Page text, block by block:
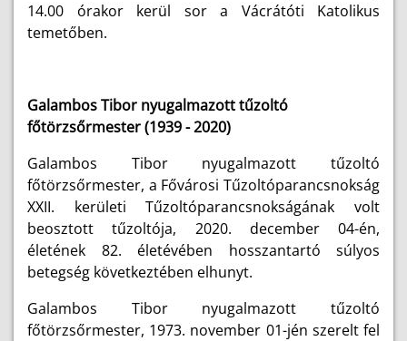
14.00 órakor kerül sor a Vácrátóti Katolikus
temetőben.
Galambos Tibor nyugalmazott tűzoltó
főtörzsőrmester (1939 - 2020)
Galambos Tibor nyugalmazott tűzoltó
főtörzsőrmester, a Fővárosi Tűzoltóparancsnokság
XXII. kerületi Tűzoltóparancsnokságának volt
beosztott tűzoltója, 2020. december 04-én,
életének 82. életévében hosszantartó súlyos
betegség következtében elhunyt.
Galambos Tibor nyugalmazott tűzoltó
főtörzsőrmester, 1973. november 01-jén szerelt fel